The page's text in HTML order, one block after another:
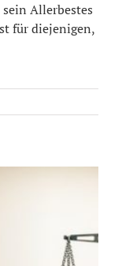
Allerbestes
für diejenigen,